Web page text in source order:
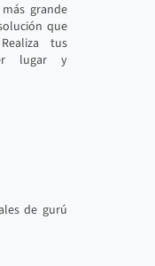
grande
que
tus
lugar y
de gurú